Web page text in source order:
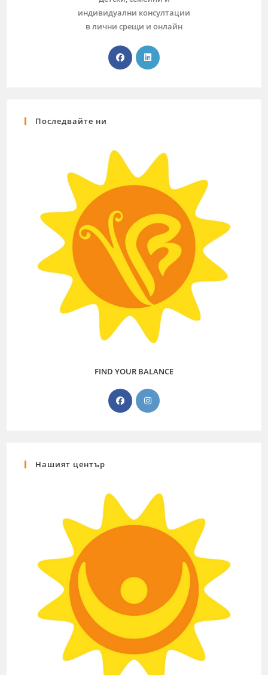
индивидуални консултации
в лични срещи и онлайн
Последвайте ни
FIND YOUR BALANCE
Нашият център